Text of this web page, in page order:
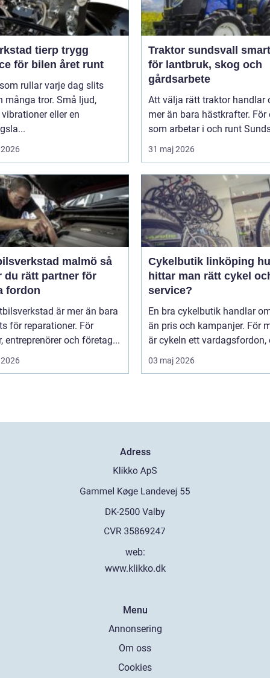
tierp trygg
för bilen året runt
rullar varje dag slits
många tror. Små ljud,
eller en
Traktor sundsvall smarta val
för lantbruk, skog och
gårdsarbete
Att välja rätt traktor handlar
mer än bara hästkrafter. För
som arbetar i och runt
31 maj 2026
malmö så
du rätt partner för
fordon
är mer än bara
för reparationer. För
entreprenörer och företag...
Cykelbutik linköping hur
hittar man rätt cykel
service?
En bra cykelbutik handlar
än pris och kampanjer. För
är cykeln ett vardagsfordon,
03 maj 2026
Adress
web:
www.klikko.dk
Menu
Annonsering
Om oss
Cookies